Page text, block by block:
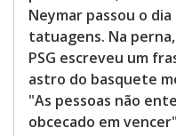
Neymar passou o
tatuagens. Na
PSG escreveu um
astro do basquete
"As pessoas não
obcecado em vencer"